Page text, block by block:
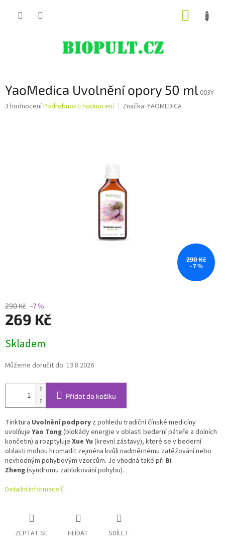
YaoMedica Uvolnění opory 50 ml 003Y
Průměrné
3 hodnoceníPodrobnosti hodnocení Značka: YAOMEDICA
290 Kč
–7 %
290 Kč –7 %
269 Kč
cena:
Skladem
Můžeme doručit do: 13.8.2026
Přidat do košíku
Tinktura Uvolnění podpory z pohledu tradiční čínské medicíny
uvolňuje Yao Tong(blokády energie v oblasti bederní páteře a dolních
končetin) a rozptyluje Xue Yu (krevní zástavy), které se v bederní
oblasti mohou hromadit zejména kvůli nadměrnému zatěžování nebo
nevhodným pohybovým vzorcům. Je vhodná také při Bi
Zheng(syndromu zablokování pohybu).
Detailní informace
ZEPTAT SE HLÍDAT SDÍLET